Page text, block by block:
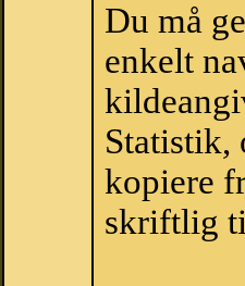
Du må
enkelt
Statistik,
kopiere
skriftlig